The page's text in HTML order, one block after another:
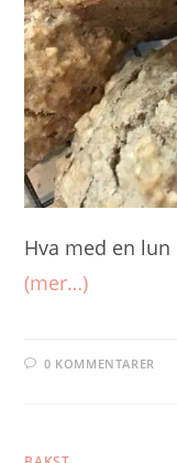
Hva med en
(mer…)
0 KOMMENTARER